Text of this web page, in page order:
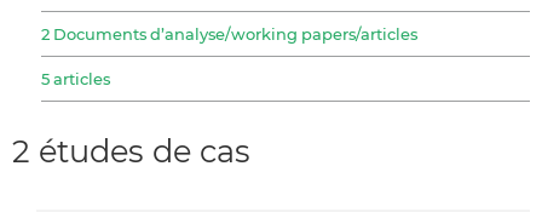
2 Documents d’analyse/working papers/articles
5 articles
2 études de cas